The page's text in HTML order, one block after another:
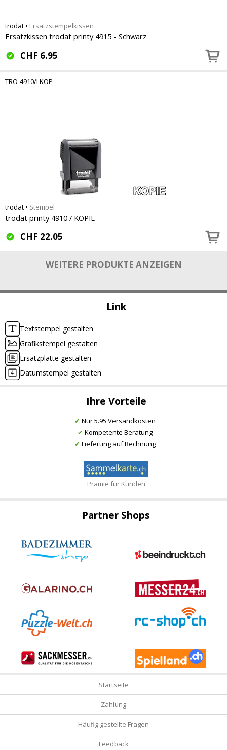
Link
Textstempel gestalten
Grafikstempel gestalten
Ersatzplatte gestalten
Datumstempel gestalten
Ihre Vorteile
✔ Nur 5.95 Versandkosten
✔ Kompetente Beratung
✔ Lieferung auf Rechnung
Prämie für Kunden
trodat • Ersatzstempelkissen
Ersatzkissen trodat printy 4915 - Schwarz
CHF 6.95
TRO-4910/LKOP
trodat • Stempel
trodat printy 4910 / KOPIE
CHF 22.05
WEITERE PRODUKTE ANZEIGEN
Partner Shops
Startseite
Zahlung
Häufig gestellte Fragen
Feedback